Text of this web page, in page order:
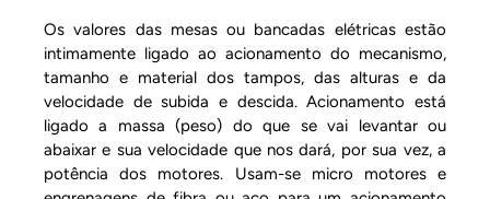
Os valores das mesas ou bancadas elétricas estão
intimamente ligado ao acionamento do mecanismo,
tamanho e material dos tampos, das alturas e da
velocidade de subida e descida. Acionamento está
ligado a massa (peso) do que se vai levantar ou
abaixar e sua velocidade que nos dará, por sua vez, a
potência dos motores. Usam-se micro motores e